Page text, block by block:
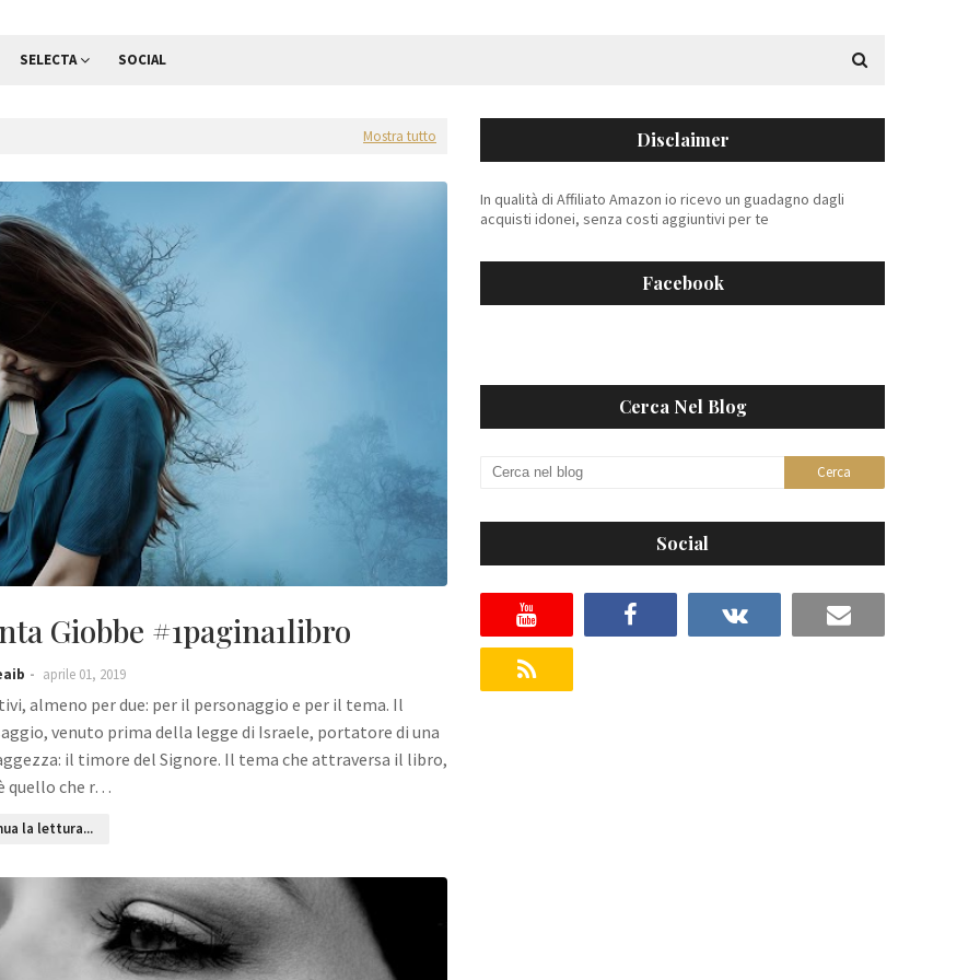
SELECTA SOCIAL
Mostra tutto
Giobbe #1pagina1libro
aprile 01, 2019
almeno per due: per il personaggio e per il tema. Il
venuto prima della legge di Israele, portatore di una
il timore del Signore. Il tema che attraversa il libro,
quello che r…
la lettura...
Disclaimer
In qualità di Affiliato Amazon io ricevo un guadagno dagli
acquisti idonei, senza costi aggiuntivi per te
Facebook
Cerca Nel Blog
Social